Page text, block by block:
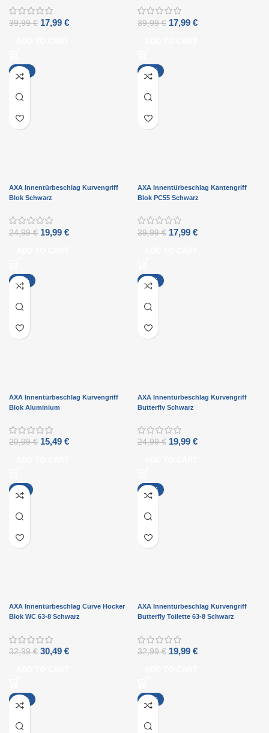
39,99€ 17,99 € 39,99€ 17,99 €
-20%
AXA Innentürbeschlag Kurvengriff
Blok Schwarz
24,99€ 19,99 €
-55%
AXA Innentürbeschlag Kantengriff
Blok PC55 Schwarz
39,99€ 17,99 €
-26%
AXA Innentürbeschlag Kurvengriff
Blok Aluminium
20,99€ 15,49 €
-20%
AXA Innentürbeschlag Kurvengriff
Butterfly Schwarz
24,99€ 19,99 €
AXA Innentürbeschlag Curve Hocker
Blok WC 63-8 Schwarz
32,99€ 30,49 €
-39%
AXA Innentürbeschlag Kurvengriff
Butterfly Toilette 63-8 Schwarz
32,99€ 19,99 €
-20% -59%